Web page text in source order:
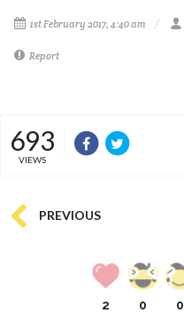
1st February 2017, 4:40 am
Report
693
VIEWS
PREVIOUS
2 0 0